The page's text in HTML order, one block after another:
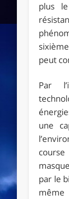
plus
peut
Par
une
par le